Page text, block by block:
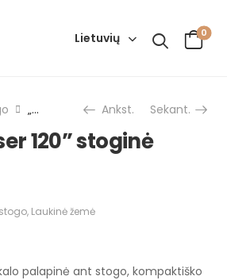
Lietuvių 0
„Wild Land Lite Cruiser 120” stoginė palapinė Ankst. Sekant.
120” stoginė
, Laukinė žemė
palapinė ant stogo, kompaktiško